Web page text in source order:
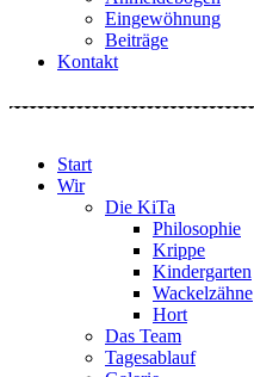
Eingewöhnung
Beiträge
Kontakt
Start
Wir
Die KiTa
Philosophie
Krippe
Kindergarten
Wackelzähne
Hort
Das Team
Tagesablauf